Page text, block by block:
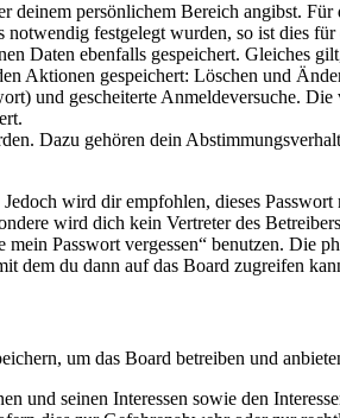
persönlichem Bereich angibst.
festgelegt wurden, so ist dies
Daten ebenfalls gespeichert. Gleiches
Aktionen gespeichert: Löschen und
und gescheiterte Anmeldeversuche.
Dazu gehören dein
wird dir empfohlen, dieses
wird dich kein Vertreter des
Passwort vergessen“ benutzen. Die
dem du dann auf das Board zugreifen
um das Board betreiben und
und seinen Interessen sowie den